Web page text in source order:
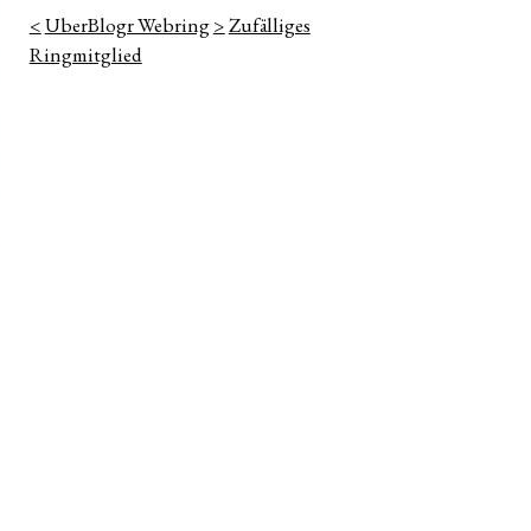
<UberBlogr Webring>Zufälliges
Ringmitglied